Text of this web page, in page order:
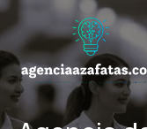
Ir
al
contenido